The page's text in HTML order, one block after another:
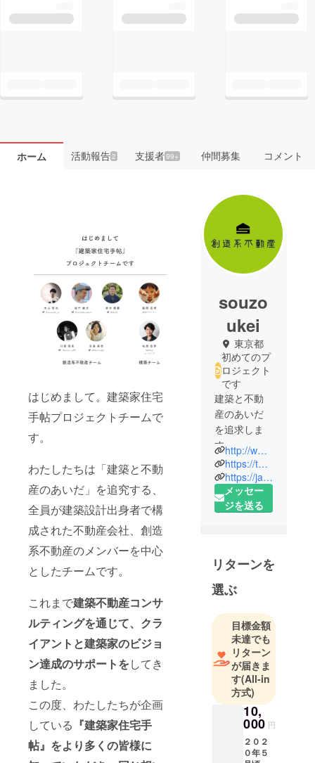
ホーム 活動報告2 支援者99+ 仲間募集 コメント
はじめまして。建築家住宅
手帖プロジェクトチームで
す。
わたしたちは「建築と不動
産のあいだ」を追究する、
全員が建築設計出身者で構
成された不動産会社、創造
系不動産のメンバーを中心
としたチームです。
これまで建築不動産コンサ
ルティングを通じて、クラ
イアントと建築家のビジョ
ン達成のサポートをしてき
ました。
この度、わたしたちが企画
している 『建築家住宅手
帖』をより多くの皆様に
souzo
ukei
東京都
初めてのプ
ロジェクト
です
建築と不動
産のあいだ
を追求しま
す。
私たち創造
系不動産は
「建築と不
が建築設計
出身者で構
成された不
動産会社で
す。
普段は不動
産コンサル
ティングや
仲介を通じ
て、お施主
さんと建築
家のビジョ
http://www.souzou-kei.com/
https://twitter.com/souzou_kei?ref_src=twsrc%5Egoogle%7Ctwcamp%5Eserp%7Ctwgr%5Eauthor
https://ja-jp.facebook.com/souzoukei/
メッセー
ジを送る
リターンを
選ぶ
目標金額
未達でも
リターン
が届きま
す(All-in
方式)
10,
000 円
２０２
０年５